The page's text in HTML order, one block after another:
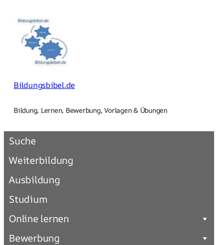
Inhalt
springen
Bildungsbibel.de
Bildung, Lernen, Bewerbung, Vorlagen & Übungen
Suche
Weiterbildung
Ausbildung
Studium
Online lernen
Bewerbung